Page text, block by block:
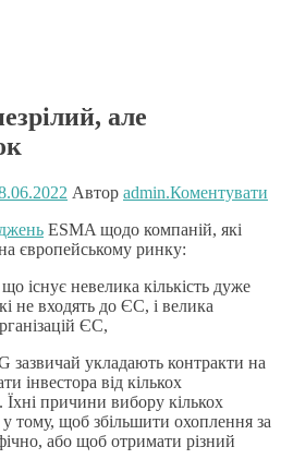
але
Автор admin.Коментувати
ESMA щодо компаній, які
європейському ринку:
існує невелика кількість дуже
не входять до ЄС, і велика
ЄС,
зазвичай укладають контракти на
інвестора від кількох
Їхні причини вибору кількох
тому, щоб збільшити охоплення за
або щоб отримати різний